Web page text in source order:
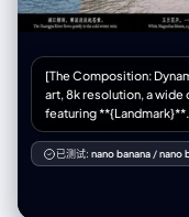
20s", "skin": "fair, natural texture, cool-toned lighting interaction",
"clothing": { "top": "pink bikini top", "bottom": "pink bikini bottom",
drawn accessories (scuba mask,
"white line drawings of
back, breathing regulator, large
"description": "Subject
legs slightly bent,
to align with the superimposed
"body_position": "lying
[The Composition: Dynamic
art, 8k resolution, a
featuring
Diagonal Phase Shift**"
four distinct slanted
bottom-left)
landscape maintain
slices, creating a surreal but
已测试: nano banana /nano